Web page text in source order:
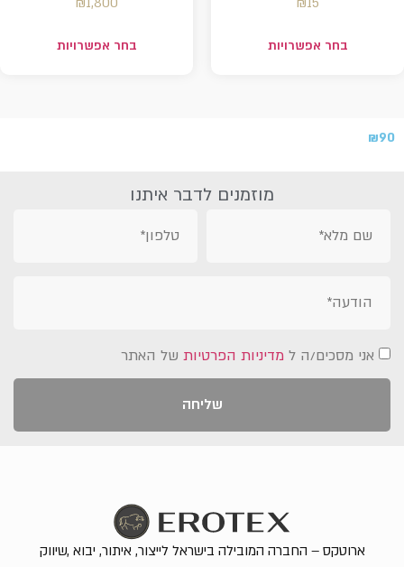
בחר אפשרויות בחר אפשרויות
₪90
מוזמנים לדבר איתנו
אני מסכים/ה ל מדיניות הפרטיות של האתר
שליחה
ארוטקס – החברה המובילה בישראל לייצור, איתור, יבוא ,שיווק